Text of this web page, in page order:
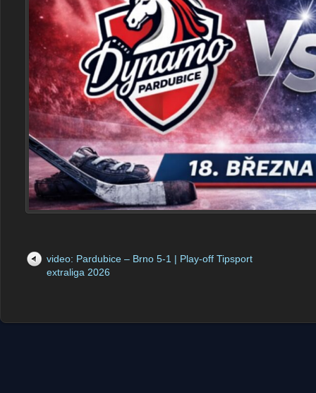
video: Pardubice – Brno 5-1 | Play-off Tipsport
extraliga 2026